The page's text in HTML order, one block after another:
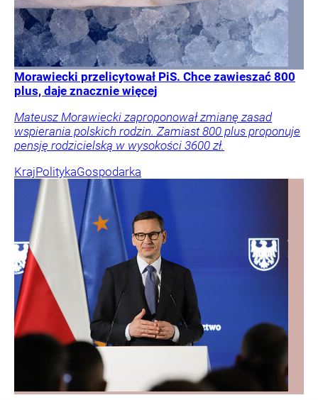
Morawiecki przelicytował PiS. Chce zawieszać 800
plus, daje znacznie więcej
Mateusz Morawiecki zaproponował zmianę zasad
wspierania polskich rodzin. Zamiast 800 plus proponuje
pensję rodzicielską w wysokości 3600 zł.
KrajPolitykaGospodarka